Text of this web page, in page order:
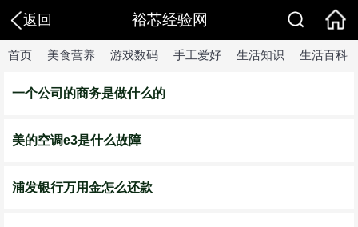
返回 裕芯经验网
首页 美食营养 游戏数码 手工爱好 生活知识 生活百科
一个公司的商务是做什么的
美的空调e3是什么故障
浦发银行万用金怎么还款